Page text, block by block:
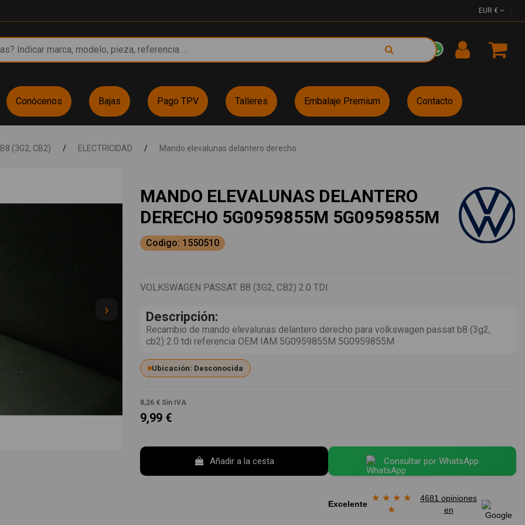
EUR €
Conócenos Bajas Pago TPV Talleres Embalaje Premium Contacto
(3G2, CB2) / ELECTRICIDAD / Mando elevalunas delantero derecho
›
MANDO ELEVALUNAS DELANTERO
DERECHO 5G0959855M 5G0959855M
Codigo: 1550510
VOLKSWAGEN PASSAT B8 (3G2, CB2) 2.0 TDI
Descripción:
Recambio de mando elevalunas delantero derecho para volkswagen passat b8 (3g2,
cb2) 2.0 tdi referencia OEM IAM 5G0959855M 5G0959855M
Ubicación: Desconocida
8,26 € Sin IVA
9,99 €
Añadir a la cesta Consultar por WhatsApp
Excelente
★ ★ ★ ★
★
4681 opiniones
en